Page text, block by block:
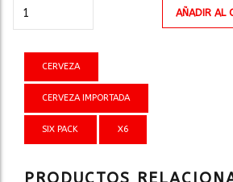
LATA
SIX
PACK
AÑADIR AL
CERVEZA
CERVEZA IMPORTADA
SIX PACK X6